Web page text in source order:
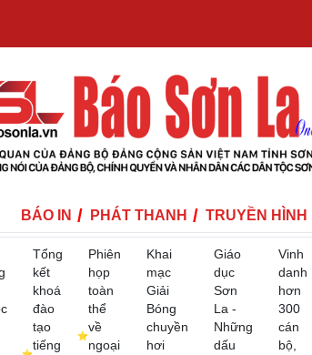
BÁO IN PHÁT THANH TRUYỀN HÌNH
Tổng
kết
khoá
đào
tạo
tiếng
Phiên
họp
toàn
thể
về
ngoại
Khai
mạc
Giải
Bóng
chuyền
hơi
Giáo
dục
Sơn
La -
Những
dấu
Vinh
danh
hơn
300
cán
bộ,